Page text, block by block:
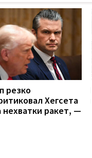
резко
Хегсета
нехватки ракет, —